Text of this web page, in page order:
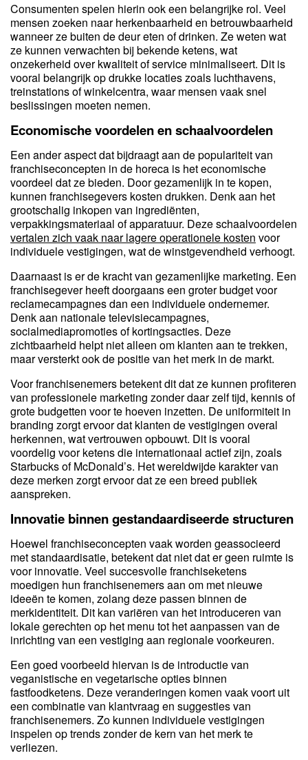
Consumenten spelen hierin ook een belangrijke rol. Veel
mensen zoeken naar herkenbaarheid en betrouwbaarheid
wanneer ze buiten de deur eten of drinken. Ze weten wat
ze kunnen verwachten bij bekende ketens, wat
onzekerheid over kwaliteit of service minimaliseert. Dit is
vooral belangrijk op drukke locaties zoals luchthavens,
treinstations of winkelcentra, waar mensen vaak snel
beslissingen moeten nemen.
Economische voordelen en schaalvoordelen
Een ander aspect dat bijdraagt aan de populariteit van
franchiseconcepten in de horeca is het economische
voordeel dat ze bieden. Door gezamenlijk in te kopen,
kunnen franchisegevers kosten drukken. Denk aan het
grootschalig inkopen van ingrediënten,
verpakkingsmateriaal of apparatuur. Deze schaalvoordelen
vertalen zich vaak naar lagere operationele kosten voor
individuele vestigingen, wat de winstgevendheid verhoogt.
Daarnaast is er de kracht van gezamenlijke marketing. Een
franchisegever heeft doorgaans een groter budget voor
reclamecampagnes dan een individuele ondernemer.
Denk aan nationale televisiecampagnes,
socialmediapromoties of kortingsacties. Deze
zichtbaarheid helpt niet alleen om klanten aan te trekken,
maar versterkt ook de positie van het merk in de markt.
Voor franchisenemers betekent dit dat ze kunnen profiteren
van professionele marketing zonder daar zelf tijd, kennis of
grote budgetten voor te hoeven inzetten. De uniformiteit in
branding zorgt ervoor dat klanten de vestigingen overal
herkennen, wat vertrouwen opbouwt. Dit is vooral
voordelig voor ketens die internationaal actief zijn, zoals
Starbucks of McDonald’s. Het wereldwijde karakter van
deze merken zorgt ervoor dat ze een breed publiek
aanspreken.
Innovatie binnen gestandaardiseerde structuren
Hoewel franchiseconcepten vaak worden geassocieerd
met standaardisatie, betekent dat niet dat er geen ruimte is
voor innovatie. Veel succesvolle franchiseketens
moedigen hun franchisenemers aan om met nieuwe
ideeën te komen, zolang deze passen binnen de
merkidentiteit. Dit kan variëren van het introduceren van
lokale gerechten op het menu tot het aanpassen van de
inrichting van een vestiging aan regionale voorkeuren.
Een goed voorbeeld hiervan is de introductie van
veganistische en vegetarische opties binnen
fastfoodketens. Deze veranderingen komen vaak voort uit
een combinatie van klantvraag en suggesties van
franchisenemers. Zo kunnen individuele vestigingen
inspelen op trends zonder de kern van het merk te
verliezen.